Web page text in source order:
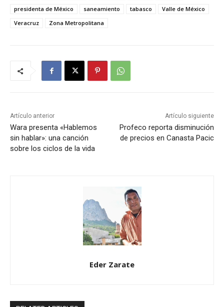
presidenta de México
saneamiento tabasco
Valle de México
Veracruz
Zona Metropolitana
Artículo anterior
Wara presenta «Hablemos
sin hablar»: una canción
sobre los ciclos de la vida
Artículo siguiente
Profeco reporta disminución
de precios en Canasta Pacic
Eder Zarate